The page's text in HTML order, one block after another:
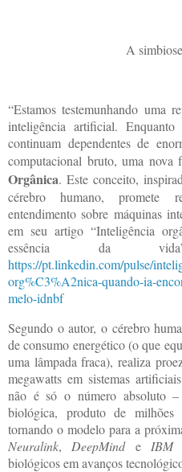
A
“Estamos testemunhando uma
inteligência artificial.
continuam dependentes de
computacional bruto, uma nova
Orgânica. Este conceito,
cérebro humano, promete
entendimento sobre máquinas
em seu artigo “Inteligência
essência da
https://pt.linkedin.com/pulse/
org%C3%A2nica-quando-ia-
melo-idnbf
Segundo o autor, o cérebro
de consumo energético (o que
uma lâmpada fraca), realiza
megawatts em sistemas
não é só o número absoluto
biológica, produto de
tornando o modelo para a
Neuralink, DeepMinde IBM
biológicos em avanços